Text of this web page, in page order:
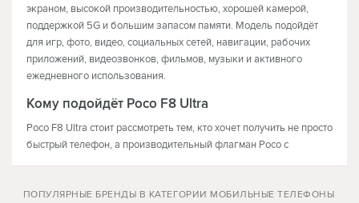
экраном, высокой производительностью, хорошей камерой,
поддержкой 5G и большим запасом памяти. Модель подойдёт
для игр, фото, видео, социальных сетей, навигации, рабочих
приложений, видеозвонков, фильмов, музыки и активного
ежедневного использования.
Кому подойдёт Poco F8 Ultra
Poco F8 Ultra стоит рассмотреть тем, кто хочет получить не просто
быстрый телефон, а производительный флагман Poco с
пользователей, которые часто играют, снимают видео, хранят
ПОПУЛЯРНЫЕ БРЕНДЫ В КАТЕГОРИИ МОБИЛЬНЫЕ ТЕЛЕФОНЫ